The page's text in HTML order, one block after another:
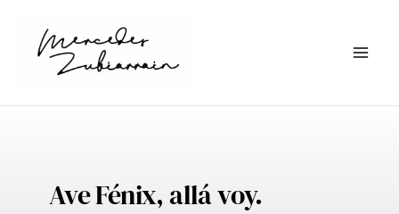
contenido
Ave Fénix, allá voy.